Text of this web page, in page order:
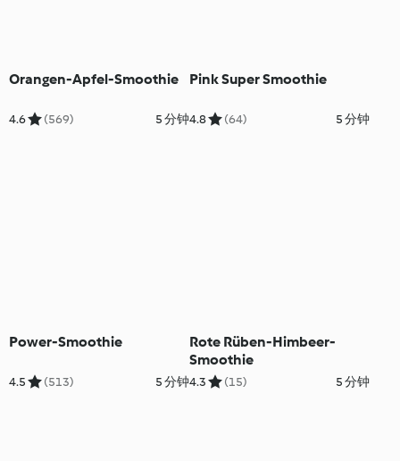
Orangen-Apfel-Smoothie
4.6 (569) 5 分钟
Pink Super Smoothie
4.8 (64) 5 分钟
Power-Smoothie
4.5 (513) 5 分钟
Rote Rüben-Himbeer-
Smoothie
4.3 (15) 5 分钟